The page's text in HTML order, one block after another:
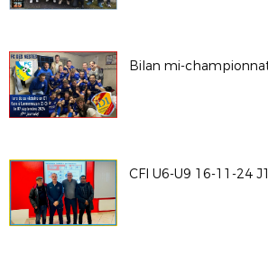
CFI U6-U9 16-11-24 J1